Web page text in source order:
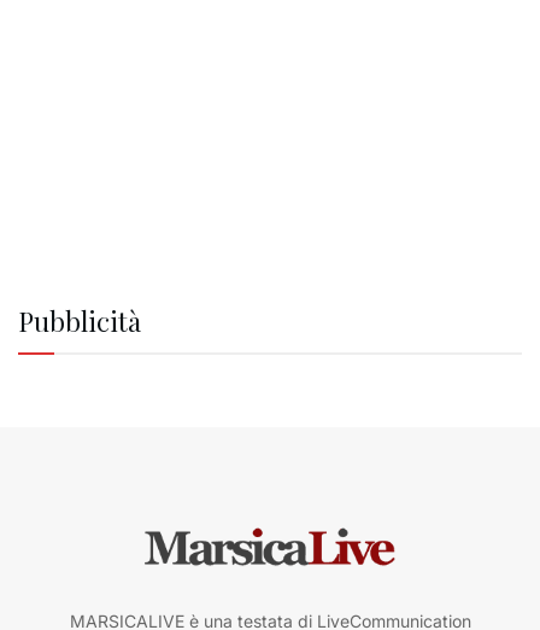
Pubblicità
MARSICALIVE è una testata di LiveCommunication